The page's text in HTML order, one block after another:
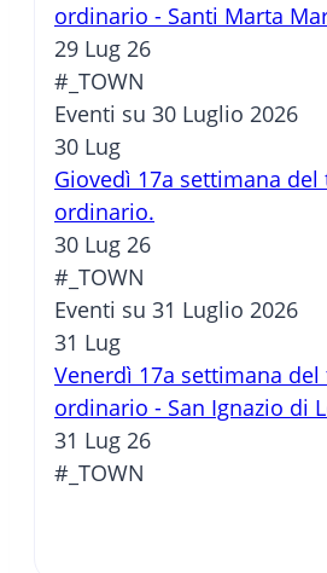
ordinario - Santi Marta
29 Lug 26
#_TOWN
Eventi su 30 Luglio 2026
30 Lug
Giovedì 17a settimana del
ordinario.
30 Lug 26
#_TOWN
Eventi su 31 Luglio 2026
31 Lug
Venerdì 17a settimana
ordinario - San Ignazio di
31 Lug 26
#_TOWN